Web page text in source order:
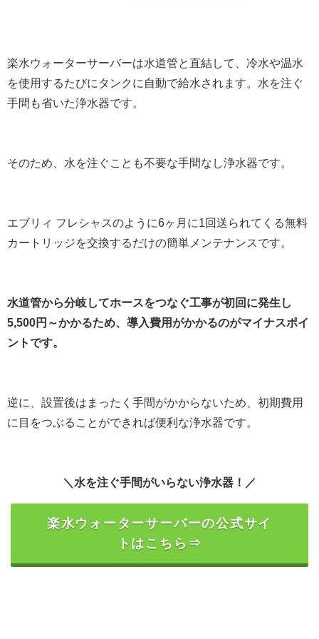
楽水ウォーターサーバーは水道管と直結して、冷水や温水
を使用するたびにタンクに自動で給水されます。水を注ぐ
手間も省いた浄水器です。
そのため、水を注ぐことも不要な手間なし浄水器です。
エブリィ フレシャスのように6ヶ月に1回送られてくる無料
カートリッジを交換するだけの簡単メンテナンスです。
水道管から分岐してホースをつなぐ工事が初回に発生し
5,500円～かかるため、導入費用がかかるのがマイナスポイ
ントです。
逆に、設置後はまったく手間がかからないため、初期費用
に目をつぶることができれば便利な浄水器です。
＼水を注ぐ手間がいらない浄水器！／
楽水ウォーターサーバーの公式サイ
トはこちら⇒